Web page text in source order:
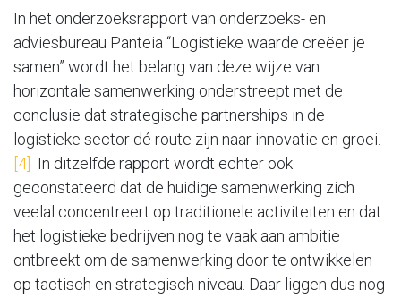
In het onderzoeksrapport van onderzoeks- en
adviesbureau Panteia “Logistieke waarde creëer je
samen” wordt het belang van deze wijze van
horizontale samenwerking onderstreept met de
conclusie dat strategische partnerships in de
logistieke sector dé route zijn naar innovatie en groei.
[4]
In ditzelfde rapport wordt echter ook
geconstateerd dat de huidige samenwerking zich
veelal concentreert op traditionele activiteiten en dat
het logistieke bedrijven nog te vaak aan ambitie
ontbreekt om de samenwerking door te ontwikkelen
op tactisch en strategisch niveau. Daar liggen dus nog